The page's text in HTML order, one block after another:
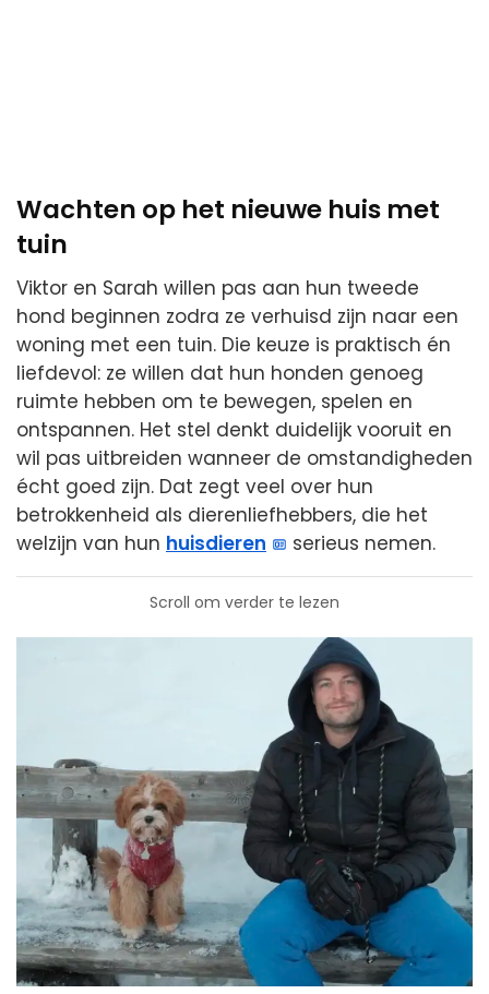
Wachten op het nieuwe huis met
tuin
Viktor en Sarah willen pas aan hun tweede
hond beginnen zodra ze verhuisd zijn naar een
woning met een tuin. Die keuze is praktisch én
liefdevol: ze willen dat hun honden genoeg
ruimte hebben om te bewegen, spelen en
ontspannen. Het stel denkt duidelijk vooruit en
wil pas uitbreiden wanneer de omstandigheden
écht goed zijn. Dat zegt veel over hun
betrokkenheid als dierenliefhebbers, die het
welzijn van hun huisdieren serieus nemen.
Scroll om verder te lezen